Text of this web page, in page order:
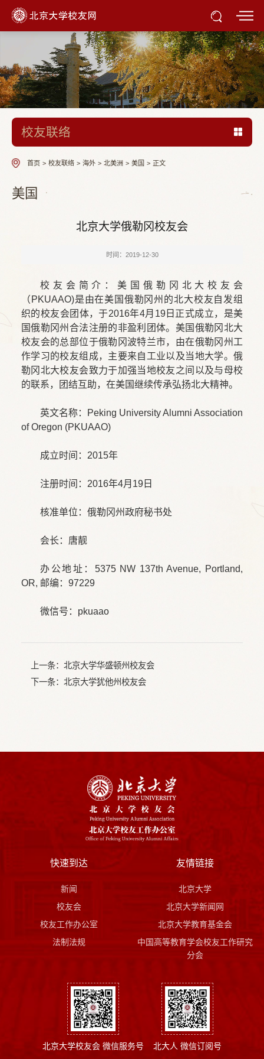
校友联络
首页 > 校友联络 > 海外 > 北美洲 > 美国 > 正文
美国
北京大学俄勒冈校友会
时间：2019-12-30
校友会简介：美国俄勒冈北大校友会
（PKUAAO)是由在美国俄勒冈州的北大校友自发组
织的校友会团体，于2016年4月19日正式成立，是美
国俄勒冈州合法注册的非盈利团体。美国俄勒冈北大
校友会的总部位于俄勒冈波特兰市，由在俄勒冈州工
作学习的校友组成，主要来自工业以及当地大学。俄
勒冈北大校友会致力于加强当地校友之间以及与母校
的联系，团结互助，在美国继续传承弘扬北大精神。
英文名称：Peking University Alumni Association
of Oregon (PKUAAO)
成立时间：2015年
注册时间：2016年4月19日
核准单位：俄勒冈州政府秘书处
会长：唐靓
办公地址：5375 NW 137th Avenue, Portland,
OR, 邮编：97229
微信号：pkuaao
上一条： 北京大学华盛顿州校友会
下一条： 北京大学犹他州校友会
快速到达
新闻
校友会
校友工作办公室
法制法规
友情链接
北京大学
北京大学新闻网
北京大学教育基金会
中国高等教育学会校友工作研究
分会
北京大学校友会 微信服务号 北大人 微信订阅号